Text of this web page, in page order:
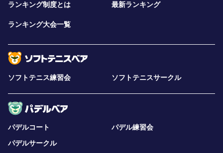
ランキング制度とは 最新ランキング
ランキング大会一覧
ソフトテニス練習会 ソフトテニスサークル
パデルコート
パデル練習会
パデルサークル